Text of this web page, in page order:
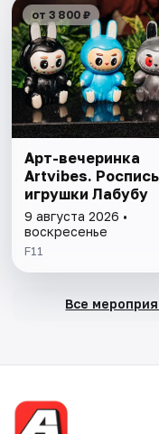
от 3 800 ₽
Арт-вечеринка
Artvibes. Роспись
игрушки Лабубу
9 августа 2026 •
воскресенье
F11
Все